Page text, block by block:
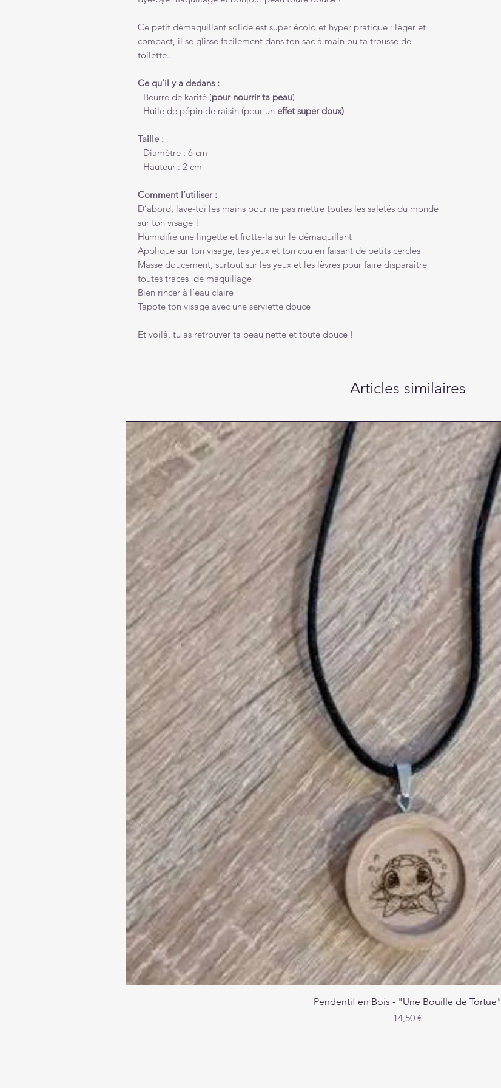
Ce petit démaquillant solide est super écolo et hyper pratique : léger et
compact, il se glisse facilement dans ton sac à main ou ta trousse de
toilette.
Ce qu’il y a dedans :
- Beurre de karité (pour nourrir ta peau)
- Huile de pépin de raisin (pour un effet super doux)
Taille :
- Diamètre : 6 cm
- Hauteur : 2 cm
Comment l’utiliser :
D’abord, lave-toi les mains pour ne pas mettre toutes les saletés du monde
sur ton visage !
Humidifie une lingette et frotte-la sur le démaquillant
Applique sur ton visage, tes yeux et ton cou en faisant de petits cercles
Masse doucement, surtout sur les yeux et les lèvres pour faire disparaître
toutes traces de maquillage
Bien rincer à l’eau claire
Tapote ton visage avec une serviette douce
Et voilà, tu as retrouver ta peau nette et toute douce !
Articles similaires
Aperçu rapide
Pendentif en Bois - "Une Bouille de Tortue"
Prix
14,50 €